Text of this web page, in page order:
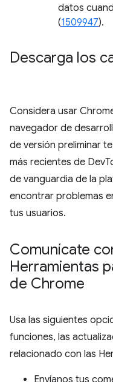
datos
(1509947).
Descarga los
Considera usar
navegador de
de versión preliminar
más recientes de
de vanguardia de la
encontrar problemas
tus usuarios.
Comunícate
Herramientas
de Chrome
Usa las siguientes
funciones, las
relacionado con las
Envíanos tus